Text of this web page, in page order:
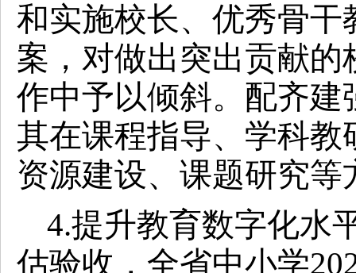
和实施校长、优秀骨
案，对做出突出贡献
作中予以倾斜。配齐
其在课程指导、学科
资源建设、课题研究
4.提升教育数字化水
估验收，全省中小学